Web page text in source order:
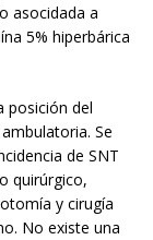
asocidada a
5% hiperbárica
posición del
Se
de SNT
quirúrgico,
y cirugía
No existe una